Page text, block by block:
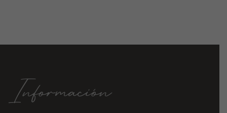
Información